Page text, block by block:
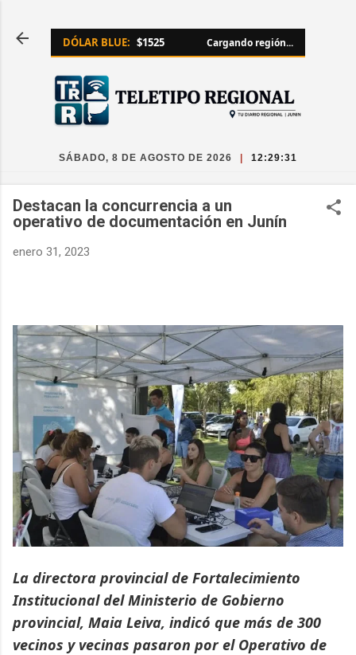
DÓLAR BLUE: $1525 Cargando región...
SÁBADO, 8 DE AGOSTO DE 2026 12:29:32
Destacan la concurrencia a un
operativo de documentación en Junín
enero 31, 2023
La directora provincial de Fortalecimiento
Institucional del Ministerio de Gobierno
provincial, Maia Leiva, indicó que más de 300
vecinos y vecinas pasaron por el Operativo de